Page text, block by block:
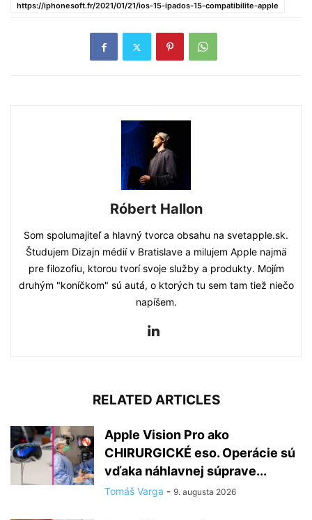
https://iphonesoft.fr/2021/01/21/ios-15-ipados-15-compatibilite-apple
Róbert Hallon
Som spolumajiteľ a hlavný tvorca obsahu na svetapple.sk.
Študujem Dizajn médií v Bratislave a milujem Apple najmä
pre filozofiu, ktorou tvorí svoje služby a produkty. Mojím
druhým "koníčkom" sú autá, o ktorých tu sem tam tiež niečo
napíšem.
RELATED ARTICLES
Apple Vision Pro ako
CHIRURGICKÉ eso. Operácie sú
vďaka náhlavnej súprave...
Tomáš Varga - 9. augusta 2026